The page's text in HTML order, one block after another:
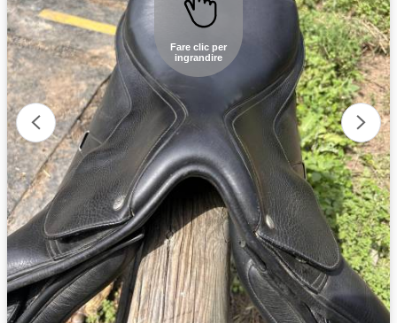
Fare clic per
ingrandire